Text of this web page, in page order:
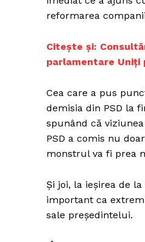
reformarea
Citește și:
parlamentare Uniți
Cea care a pus
demisia din PSD la
spunând că
PSD a comis nu
monstrul va fi prea
Și joi, la ieșirea de
important ca
sale președintelui.